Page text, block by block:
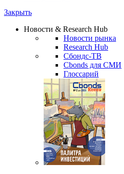
Закрыть
Новости & Research Hub
Новости рынка
Research Hub
Сбондс-ТВ
Cbonds для СМИ
Глоссарий